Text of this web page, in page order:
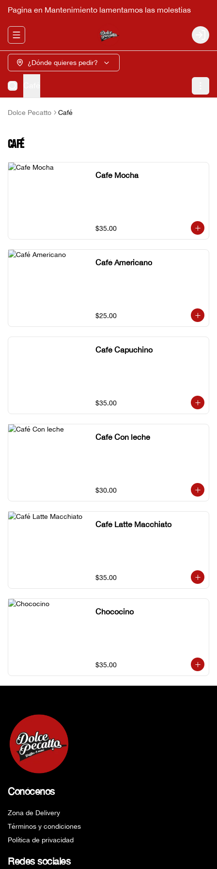
Pagina en Mantenimiento lamentamos las molestias
Abrir menu de navegación Login
¿Dónde quieres pedir?
Dolce Pecatto Café
Café
Cafe Mocha
$35.00
Café Americano
$25.00
Café Capuchino
$35.00
Café Con leche
$30.00
Café Latte Macchiato
$35.00
Chococino
$35.00
Conócenos
Zona de Delivery
Términos y condiciones
Política de privacidad
Redes sociales